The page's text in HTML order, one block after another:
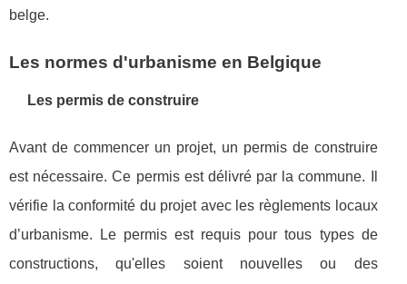
belge.
Les normes d'urbanisme en Belgique
Les permis de construire
Avant de commencer un projet, un permis de construire
est nécessaire. Ce permis est délivré par la commune. Il
vérifie la conformité du projet avec les règlements locaux
d’urbanisme. Le permis est requis pour tous types de
constructions, qu'elles soient nouvelles ou des